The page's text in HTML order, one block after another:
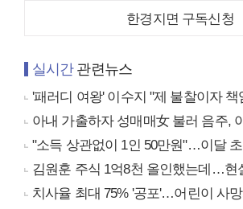
한경지면 구독신청
실시간관련뉴스
'패러디 여왕' 이수지 "제 불찰이자 책
아내 가출하자 성매매女 불러 음주,
"소득 상관없이 1인 50만원"…이달
김원훈 주식 1억8천 올인했는데…현
치사율 최대 75% '공포'…어린이 사